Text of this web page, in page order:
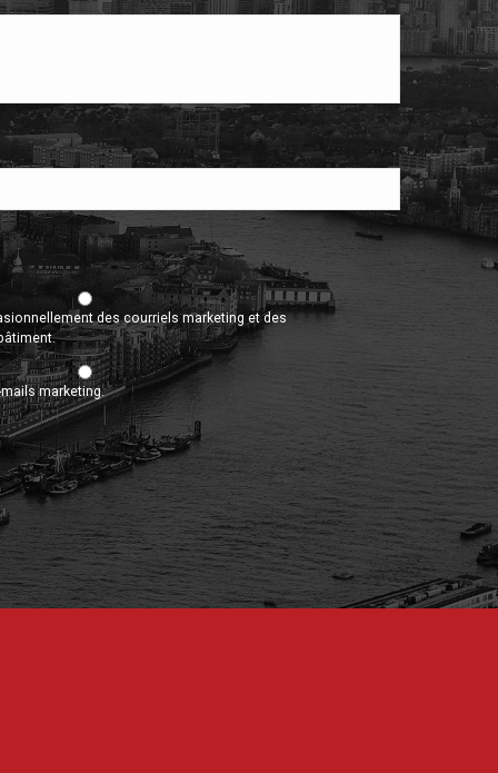
des courriels marketing et des
marketing.